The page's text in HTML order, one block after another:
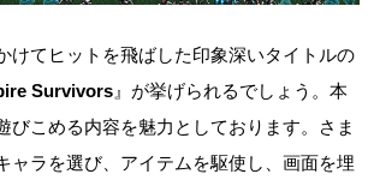
けてヒットを飛ばした印象深いタイトルの
Survivors 』が挙げられるでしょう。本
びこめる内容を魅力としております。さま
ャラを選び、アイテムを駆使し、画面を埋